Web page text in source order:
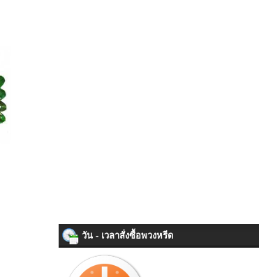
วัน - เวลาสั่งซื้อพวงหรีด